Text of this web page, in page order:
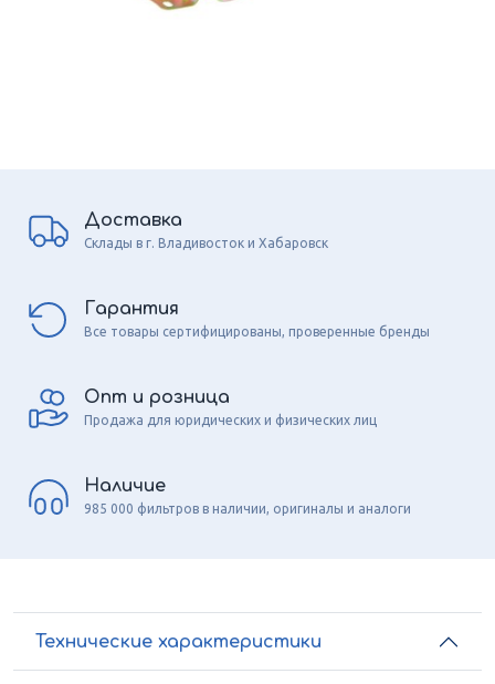
Доставка
Склады в г. Владивосток и Хабаровск
Гарантия
Все товары сертифицированы, проверенные бренды
Опт и розница
Продажа для юридических и физических лиц
Наличие
985 000 фильтров в наличии, оригиналы и аналоги
Технические характеристики